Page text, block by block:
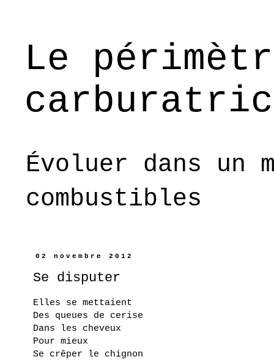
Le
Évoluer dans un
combustibles
02 novembre 2012
Se disputer
Elles se mettaient
Des queues de cerise
Dans les cheveux
Pour mieux
Se crêper le chignon